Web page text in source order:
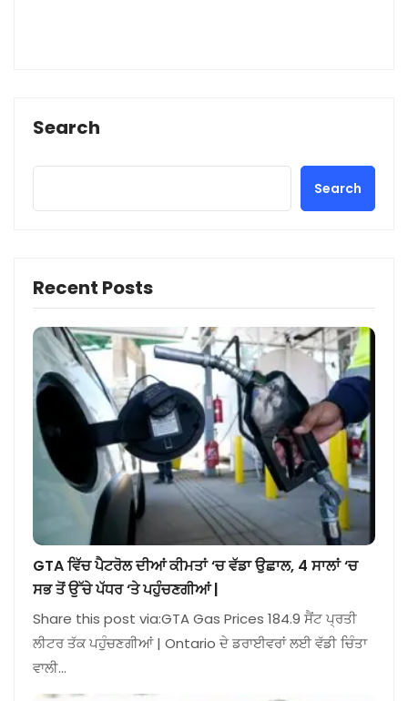
Search
Search
Recent Posts
GTA ਵਿੱਚ ਪੈਟਰੋਲ ਦੀਆਂ ਕੀਮਤਾਂ ‘ਚ ਵੱਡਾ ਉਛਾਲ, 4 ਸਾਲਾਂ ‘ਚ
ਸਭ ਤੋਂ ਉੱਚੇ ਪੱਧਰ ‘ਤੇ ਪਹੁੰਚਣਗੀਆਂ |
Share this post via:GTA Gas Prices 184.9 ਸੈਂਟ ਪ੍ਰਤੀ
ਲੀਟਰ ਤੱਕ ਪਹੁੰਚਣਗੀਆਂ | Ontario ਦੇ ਡਰਾਈਵਰਾਂ ਲਈ ਵੱਡੀ ਚਿੰਤਾ
ਵਾਲੀ…